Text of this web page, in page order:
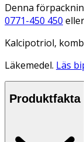
Denna
0771-450 450
Kalcipotriol,
Läkemedel. Läs
Produktfakta